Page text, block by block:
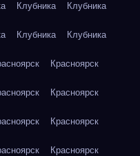
Клубника Клубника
Клубника Клубника
Красноярск
Красноярск
Красноярск
Красноярск